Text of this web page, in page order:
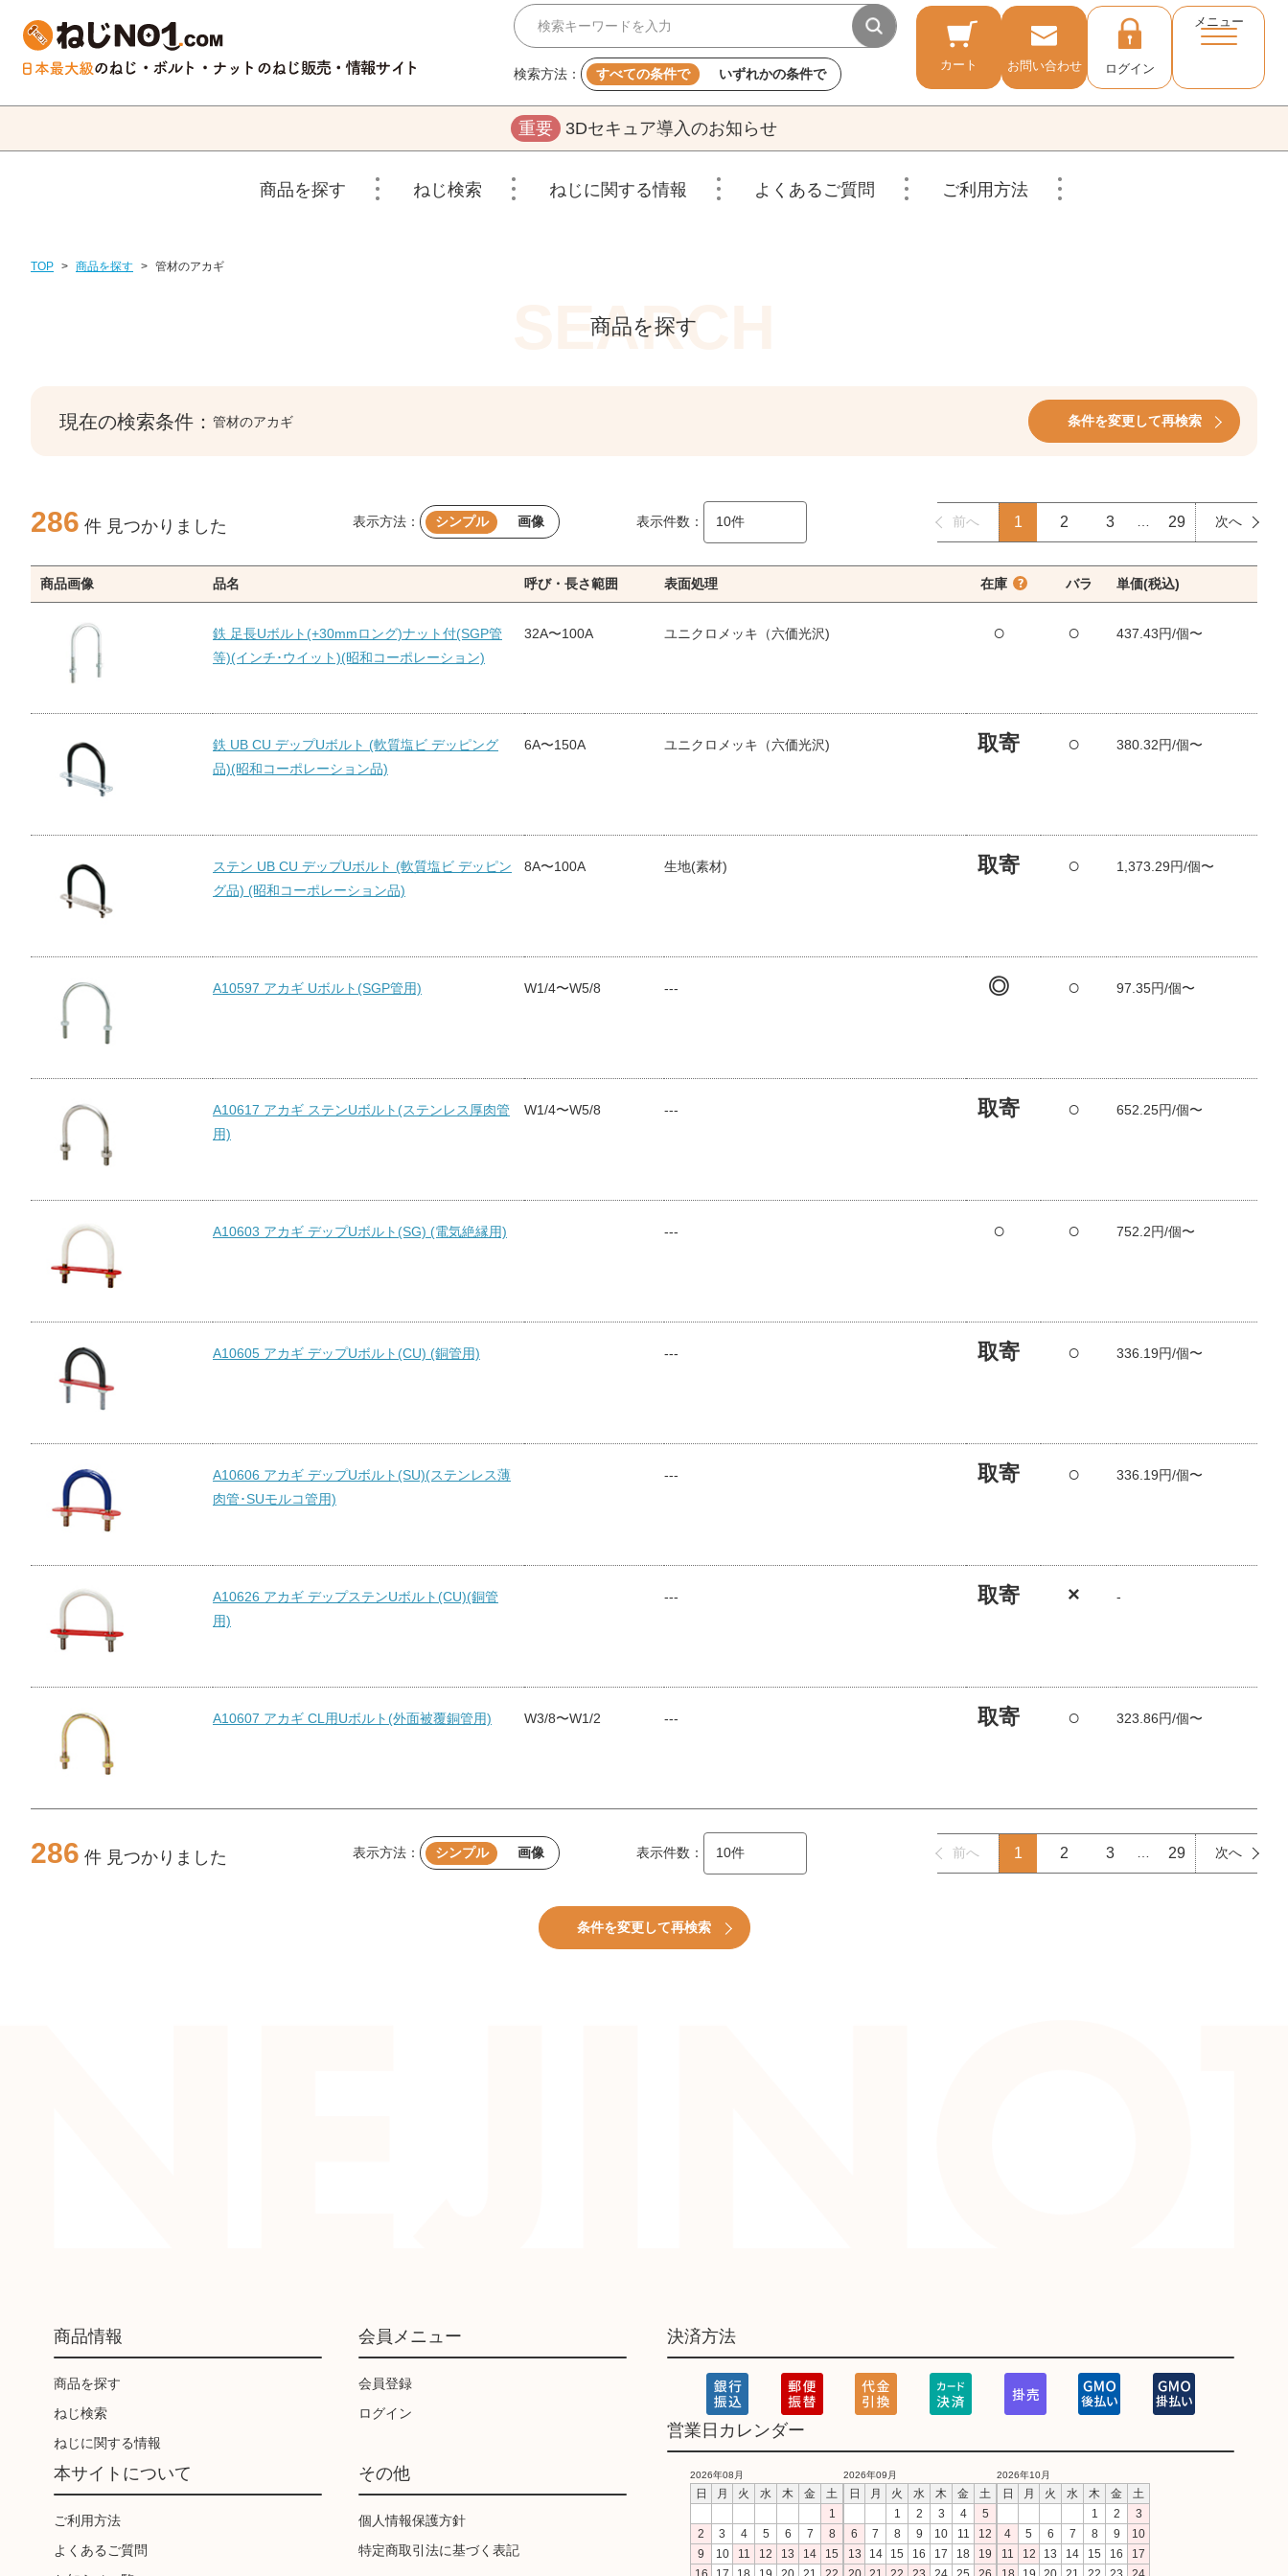
検索方法： すべての条件で いずれかの条件で
カート お問い合わせ ログイン
メニュー
重要 3Dセキュア導入のお知らせ
商品を探す ねじ検索 ねじに関する情報 よくあるご質問 ご利用方法
TOP > 商品を探す > 管材のアカギ
商品を探す
現在の検索条件： 管材のアカギ 条件を変更して再検索
286 件 見つかりました 表示方法： シンプル 画像 表示件数： 前へ 1 2 3 29 次へ
商品画像 品名 呼び・長さ範囲 表面処理 在庫 バラ 単価(税込)
鉄 足長Uボルト(+30mmロング)ナット付(SGP管
等)(インチ･ウイット)(昭和コーポレーション)
32A〜100A ユニクロメッキ（六価光沢) ○ ○ 437.43円/個〜
鉄 UB CU デップUボルト (軟質塩ビ デッピング
品)(昭和コーポレーション品)
6A〜150A ユニクロメッキ（六価光沢) 取寄 ○ 380.32円/個〜
ステン UB CU デップUボルト (軟質塩ビ デッピン
グ品) (昭和コーポレーション品)
8A〜100A 生地(素材) 取寄 ○ 1,373.29円/個〜
A10597 アカギ Uボルト(SGP管用) W1/4〜W5/8 --- ◎ ○ 97.35円/個〜
A10617 アカギ ステンUボルト(ステンレス厚肉管
用)
W1/4〜W5/8 --- 取寄 ○ 652.25円/個〜
A10603 アカギ デップUボルト(SG) (電気絶縁用) --- ○ ○ 752.2円/個〜
A10605 アカギ デップUボルト(CU) (銅管用) --- 取寄 ○ 336.19円/個〜
A10606 アカギ デップUボルト(SU)(ステンレス薄
肉管･SUモルコ管用)
--- 取寄 ○ 336.19円/個〜
A10626 アカギ デップステンUボルト(CU)(銅管
用)
--- 取寄 × -
A10607 アカギ CL用Uボルト(外面被覆銅管用) W3/8〜W1/2 --- 取寄 ○ 323.86円/個〜
286 件 見つかりました 表示方法： シンプル 画像 表示件数： 前へ 1 2 3 29 次へ
条件を変更して再検索
商品情報
商品を探す
ねじ検索
ねじに関する情報
会員メニュー
会員登録
ログイン
本サイトについて
ご利用方法
よくあるご質問
その他
個人情報保護方針
特定商取引法に基づく表記
決済方法
営業日カレンダー
2026年08月
日 月 火 水 木 金
土
1
2
3 4 5 6 7
8
9
10 11 12 13 14
15
2026年09月
日 月 火 水 木 金
土
1
2 3 4
5
6
7 8 9 10 11
12
13
14 15 16 17 18
19
2026年10月
日 月 火 水 木 金
土
1
2
3
4
5 6 7 8 9
10
11
12 13 14 15 16
17